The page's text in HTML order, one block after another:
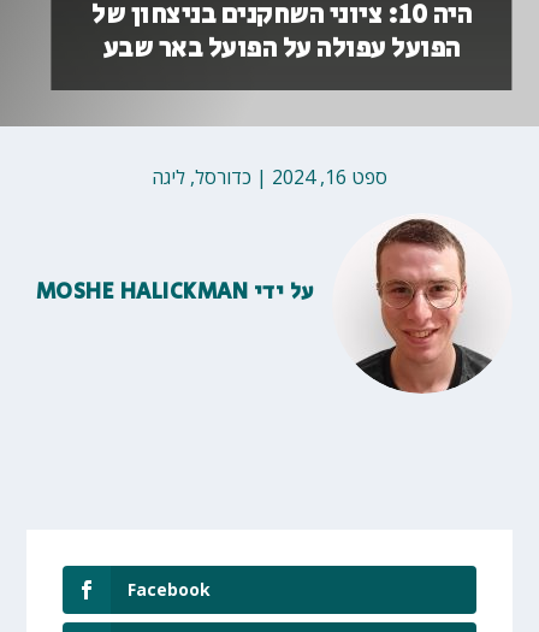
היה 10: ציוני השחקנים בניצחון של
הפועל עפולה על הפועל באר שבע
ספט 16, 2024 | כדורסל, ליגה
על ידי MOSHE HALICKMAN
Facebook